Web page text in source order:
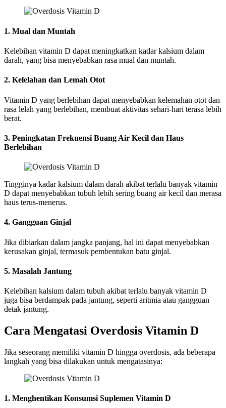
1. Mual dan Muntah
Kelebihan vitamin D dapat meningkatkan kadar kalsium dalam
darah, yang bisa menyebabkan rasa mual dan muntah.
2. Kelelahan dan Lemah Otot
Vitamin D yang berlebihan dapat menyebabkan kelemahan otot dan
rasa lelah yang berlebihan, membuat aktivitas sehari-hari terasa lebih
berat.
3. Peningkatan Frekuensi Buang Air Kecil dan Haus
Berlebihan
Tingginya kadar kalsium dalam darah akibat terlalu banyak vitamin
D dapat menyebabkan tubuh lebih sering buang air kecil dan merasa
haus terus-menerus.
4. Gangguan Ginjal
Jika dibiarkan dalam jangka panjang, hal ini dapat menyebabkan
kerusakan ginjal, termasuk pembentukan batu ginjal.
5. Masalah Jantung
Kelebihan kalsium dalam tubuh akibat terlalu banyak vitamin D
juga bisa berdampak pada jantung, seperti aritmia atau gangguan
detak jantung.
Cara Mengatasi Overdosis Vitamin D
Jika seseorang memiliki vitamin D hingga overdosis, ada beberapa
langkah yang bisa dilakukan untuk mengatasinya:
1. Menghentikan Konsumsi Suplemen Vitamin D